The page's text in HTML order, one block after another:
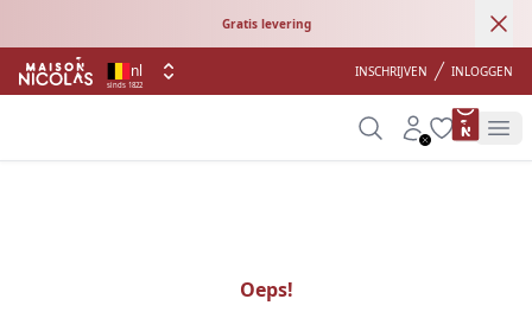
Gratis levering
sinds 1822
nl INSCHRIJVEN INLOGGEN
SearchAccount
Wishlist
Oeps!